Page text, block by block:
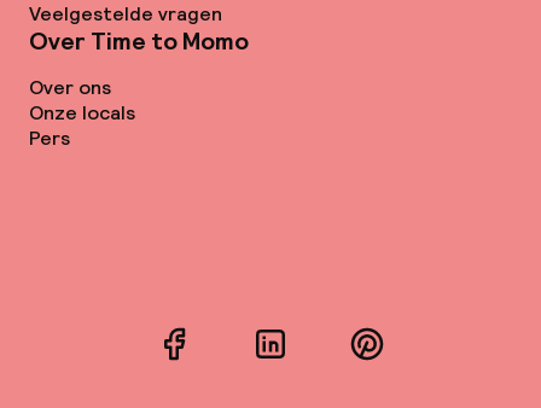
Veelgestelde vragen
Over Time to Momo
Over ons
Onze locals
Pers
FacebookLinkedInPinterest